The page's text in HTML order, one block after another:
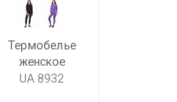
Термобелье
женское
UA 8932